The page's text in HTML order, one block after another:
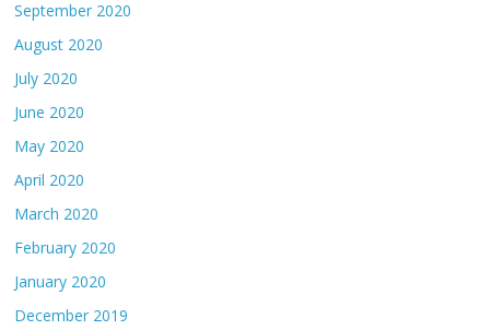
September 2020
August 2020
July 2020
June 2020
May 2020
April 2020
March 2020
February 2020
January 2020
December 2019